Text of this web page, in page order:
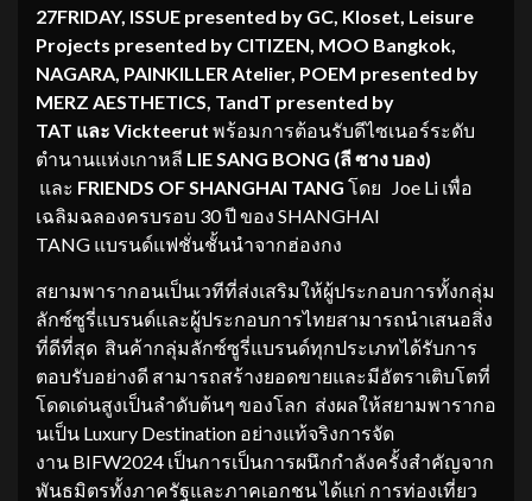
27FRIDAY, ISSUE presented by GC, Kloset , Leisure
Projects presented by CITIZEN, MOO Bangkok,
NAGARA, PAINKILLER Atelier, POEM presented by
MERZ AESTHETICS, TandT presented by
TAT และ Vickteerut พร้อมการต้อนรับดีไซเนอร์ระดับ
ตำนานแห่งเกาหลี LIE SANG BONG (ลี ซาง บอง)
และ FRIENDS OF SHANGHAI TANG โดย Joe Li เพื่อ
เฉลิมฉลองครบรอบ 30 ปี ของ SHANGHAI
TANG แบรนด์แฟชั่นชั้นนำจากฮ่องกง
สยามพารากอนเป็นเวทีที่ส่งเสริมให้ผู้ประกอบการทั้งกลุ่ม
ลักซ์ซูรี่แบรนด์และผู้ประกอบการไทยสามารถนำเสนอสิ่ง
ที่ดีที่สุด สินค้ากลุ่มลักซ์ซูรี่แบรนด์ทุกประเภทได้รับการ
ตอบรับอย่างดี สามารถสร้างยอดขายและมีอัตราเติบโตที่
โดดเด่นสูงเป็นลำดับต้นๆ ของโลก ส่งผลให้สยามพารากอ
นเป็น Luxury Destination อย่างแท้จริงการจัด
งาน BIFW2024 เป็นการเป็นการผนึกกำลังครั้งสำคัญจาก
พันธมิตรทั้งภาครัฐและภาคเอกชน ได้แก่ การท่องเที่ยว